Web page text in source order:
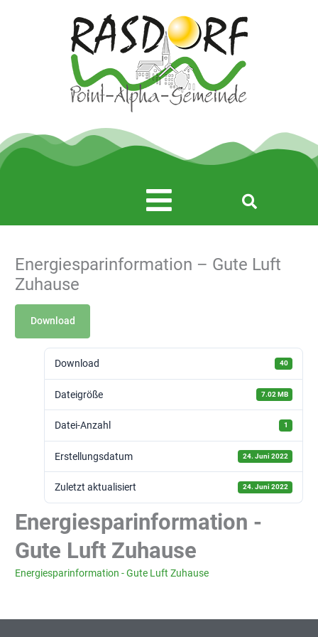
Main
Menu
Energiesparinformation – Gute Luft
Zuhause
Download
Download 40
Dateigröße 7.02 MB
Datei-Anzahl 1
Erstellungsdatum 24. Juni 2022
Zuletzt aktualisiert 24. Juni 2022
Energiesparinformation -
Gute Luft Zuhause
Energiesparinformation - Gute Luft Zuhause